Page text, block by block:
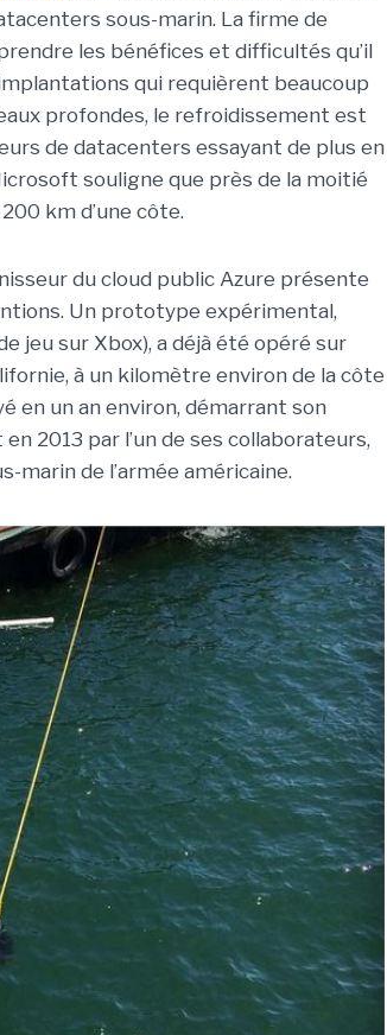
sous-marin. La firme de
les bénéfices et difficultés qu’il
qui requièrent beaucoup
profondes, le refroidissement est
de datacenters essayant de plus en
souligne que près de la moitié
km d’une côte.
du cloud public Azure présente
Un prototype expérimental,
jeu sur Xbox), a déjà été opéré sur
à un kilomètre environ de la côte
en un an environ, démarrant son
2013 par l’un de ses collaborateurs,
marin de l’armée américaine.